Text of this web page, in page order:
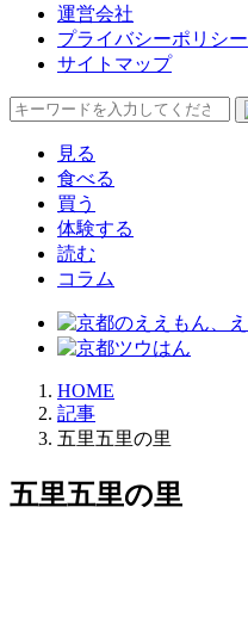
運営会社
プライバシーポリシー
サイトマップ
検
見る
食べる
買う
体験する
読む
コラム
HOME
記事
五里五里の里
五里五里の里